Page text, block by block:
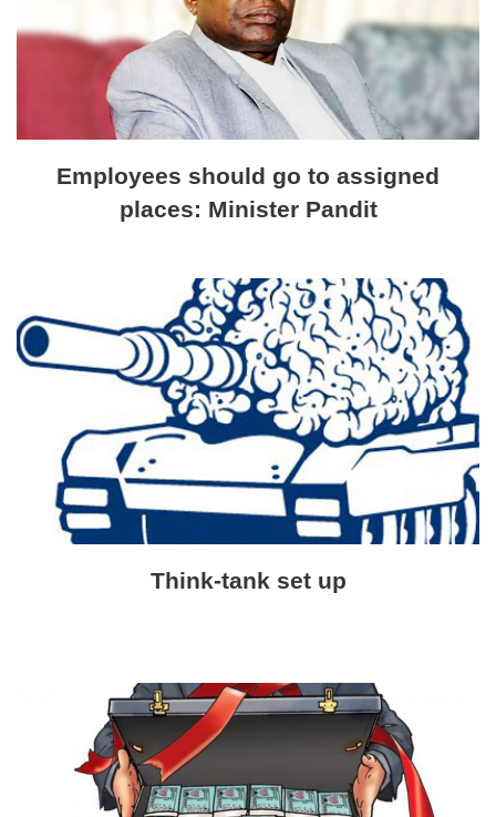
Employees should go to assigned
places: Minister Pandit
Think-tank set up